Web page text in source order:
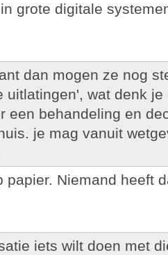
grote digitale
dan mogen ze nog
uitlatingen', wat denk
een behandeling en
je mag vanuit
papier. Niemand heeft
iets wilt doen met